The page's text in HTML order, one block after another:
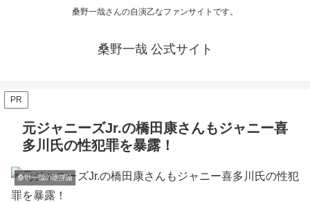
桑野一哉さんの自演乙なファンサイトです。
桑野一哉 公式サイト
PR
元ジャニーズJr.の橋田康さんもジャニー喜
多川氏の性犯罪を暴露！
桑野一哉の陰謀論